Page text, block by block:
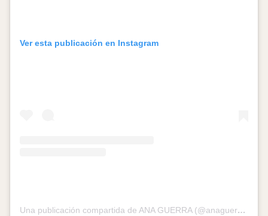
Ver esta publicación en Instagram
Una publicación compartida de ANA GUERRA (@anaguerramusic)